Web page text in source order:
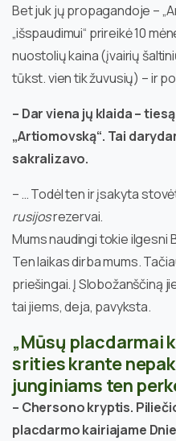
Bet juk jų propagandoje –
„išspaudimui“ prireikė 10
nuostolių kaina (įvairių
tūkst. vien tik žuvusių) – ir
– Dar viena jų klaida –
„Artiomovską“. Tai
sakralizavo.
– … Todėl ten ir įsakyta
rusijosrezervai.
Mums naudingi tokie ilgesni
Ten laikas dirba mums.
priešingai. Į Slobožanščiną
tai jiems, deja, pavyksta.
„Mūsų placdarmai
srities krante
junginiams ten
– Chersono kryptis.
placdarmo kairiajame